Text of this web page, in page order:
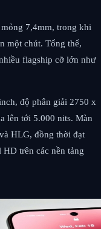
7,4mm, trong khi
một chút. Tổng thể,
flagship cỡ lớn như
độ phân giải 2750 x
lên tới 5.000 nits. Màn
HLG, đồng thời đạt
trên các nền tảng